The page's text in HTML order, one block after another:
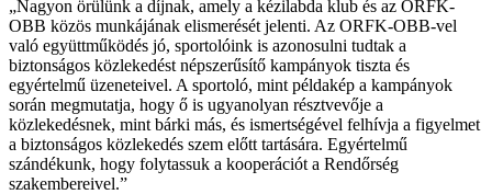
„Nagyon örülünk a díjnak, amely a kézilabda klub és az ORFK-
OBB közös munkájának elismerését jelenti. Az ORFK-OBB-vel
való együttműködés jó, sportolóink is azonosulni tudtak a
biztonságos közlekedést népszerűsítő kampányok tiszta és
egyértelmű üzeneteivel. A sportoló, mint példakép a kampányok
során megmutatja, hogy ő is ugyanolyan résztvevője a
közlekedésnek, mint bárki más, és ismertségével felhívja a figyelmet
a biztonságos közlekedés szem előtt tartására. Egyértelmű
szándékunk, hogy folytassuk a kooperációt a Rendőrség
szakembereivel.”